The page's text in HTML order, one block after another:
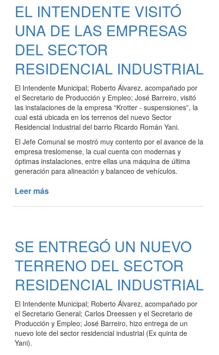
TERRENO
DEL
SECTOR
RESIDENCIAL
INDUSTRIAL
EL INTENDENTE VISITÓ
UNA DE LAS EMPRESAS
DEL SECTOR
RESIDENCIAL INDUSTRIAL
El Intendente Municipal; Roberto Álvarez, acompañado por
el Secretario de Producción y Empleo; José Barreiro, visitó
las instalaciones de la empresa “Krotter - suspensiones”, la
cual está ubicada en los terrenos del nuevo Sector
Residencial Industrial del barrio Ricardo Román Yani.
El Jefe Comunal se mostró muy contento por el avance de la
empresa treslomense, la cual cuenta con modernas y
óptimas instalaciones, entre ellas una máquina de última
generación para alineación y balanceo de vehículos.
Leer más
DE
LAS
EMPRESAS
DEL
SECTOR
RESIDENCIAL
INDUSTRIAL
SE ENTREGÓ UN NUEVO
TERRENO DEL SECTOR
RESIDENCIAL INDUSTRIAL
El Intendente Municipal; Roberto Álvarez, acompañado por
el Secretario General; Carlos Dreessen y el Secretario de
Producción y Empleo; José Barreiro, hizo entrega de un
nuevo lote del sector residencial industrial (Ex quinta de
Yani).